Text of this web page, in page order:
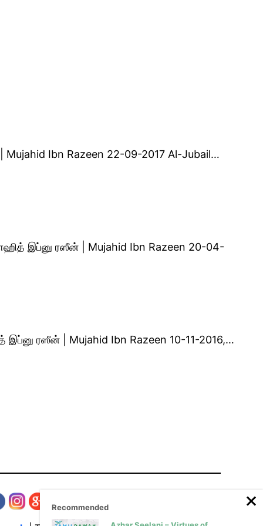
Ibn Razeen 22-09-2017 Al-Jubail…
இப்னு ரஸீன் | Mujahid Ibn Razeen 20-04-
இப்னு ரஸீன் | Mujahid Ibn Razeen 10-11-2016,…
Recommended